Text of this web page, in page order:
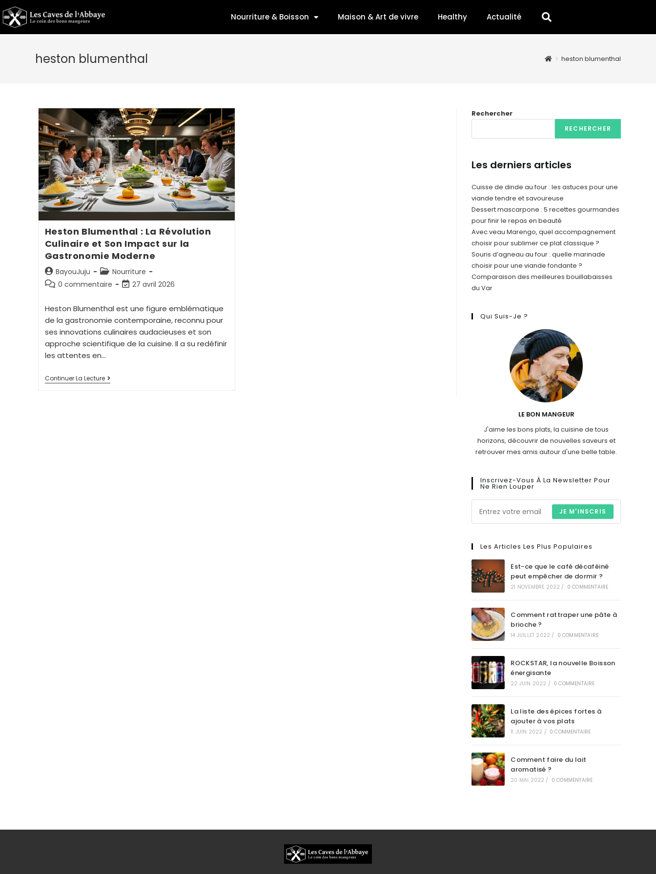
Nourriture & Boisson Maison & Art de vivre Healthy Actualité
heston blumenthal > heston blumenthal
Heston Blumenthal : La Révolution
Culinaire et Son Impact sur la
Gastronomie Moderne
BayouJuju
Nourriture
0 commentaire
27 avril 2026
Heston Blumenthal est une figure emblématique
de la gastronomie contemporaine, reconnu pour
ses innovations culinaires audacieuses et son
approche scientifique de la cuisine. Il a su redéfinir
les attentes en…
Continuer La Lecture
Rechercher
RECHERCHER
Les derniers articles
Cuisse de dinde au four : les astuces pour une
viande tendre et savoureuse
Dessert mascarpone : 5 recettes gourmandes
pour finir le repas en beauté
Avec veau Marengo, quel accompagnement
choisir pour sublimer ce plat classique ?
Souris d’agneau au four : quelle marinade
choisir pour une viande fondante ?
Comparaison des meilleures bouillabaisses
du Var
Qui Suis-Je ?
LE BON MANGEUR
J'aime les bons plats, la cuisine de tous
horizons, découvrir de nouvelles saveurs et
retrouver mes amis autour d'une belle table.
Inscrivez-Vous À La Newsletter Pour
Ne Rien Louper
JE M'INSCRIS
Les Articles Les Plus Populaires
Est-ce que le café décaféiné
peut empêcher de dormir ?
21 NOVEMBRE 2022 / 0 COMMENTAIRE
Comment rattraper une pâte à
brioche ?
14 JUILLET 2022 / 0 COMMENTAIRE
ROCKSTAR, la nouvelle Boisson
énergisante
22 JUIN 2022 / 0 COMMENTAIRE
La liste des épices fortes à
ajouter à vos plats
11 JUIN 2022 / 0 COMMENTAIRE
Comment faire du lait
aromatisé ?
20 MAI 2022 / 0 COMMENTAIRE